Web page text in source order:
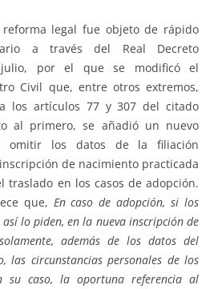
legal fue objeto de rápido
a través del Real Decreto
por el que se modificó el
Civil que, entre otros extremos,
los artículos 77 y 307 del citado
al primero, se añadió un nuevo
omitir los datos de la filiación
de nacimiento practica­da
traslado en los casos de adopción.
que, En caso de adopción, si los
lo piden, en la nueva inscripción de
además de los datos del
las circunstancias personales de los
su caso, la oportuna referencia al